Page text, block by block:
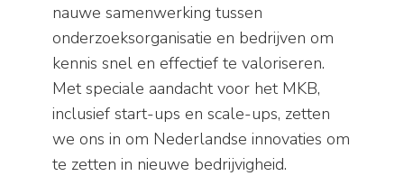
nauwe samenwerking tussen
onderzoeksorganisatie en bedrijven om
kennis snel en effectief te valoriseren.
Met speciale aandacht voor het MKB,
inclusief start-ups en scale-ups, zetten
we ons in om Nederlandse innovaties om
te zetten in nieuwe bedrijvigheid.